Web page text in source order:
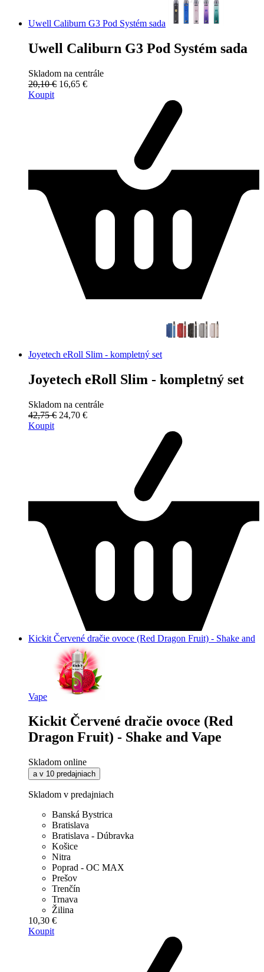
Uwell Caliburn G3 Pod Systém sada
Uwell Caliburn G3 Pod Systém sada
Skladom na centrále
20,10 € 16,65 €
Koupit
Joyetech eRoll Slim - kompletný set
Joyetech eRoll Slim - kompletný set
Skladom na centrále
42,75 € 24,70 €
Koupit
Kickit Červené dračie ovoce (Red Dragon Fruit) - Shake and
Vape
Kickit Červené dračie ovoce (Red
Dragon Fruit) - Shake and Vape
Skladom online
a v 10 predajniach
Skladom v predajniach
Banská Bystrica
Bratislava
Bratislava - Dúbravka
Košice
Nitra
Poprad - OC MAX
Prešov
Trenčín
Trnava
Žilina
10,30 €
Koupit